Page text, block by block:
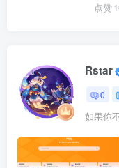
点赞
Rstar
0
如果你